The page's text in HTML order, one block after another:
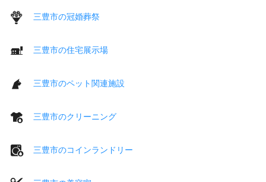
三豊市の冠婚葬祭
三豊市の住宅展示場
三豊市のペット関連施設
三豊市のクリーニング
三豊市のコインランドリー